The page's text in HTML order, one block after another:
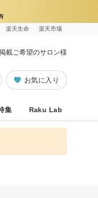
楽天生命 楽天市場
載ご希望のサロン様
お気に入り
集 Raku Lab